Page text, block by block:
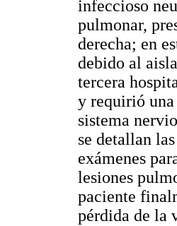
infeccioso
pulmonar,
derecha; en
debido al
tercera
y requirió
sistema
se detallan
exámenes
lesiones
paciente
pérdida de la